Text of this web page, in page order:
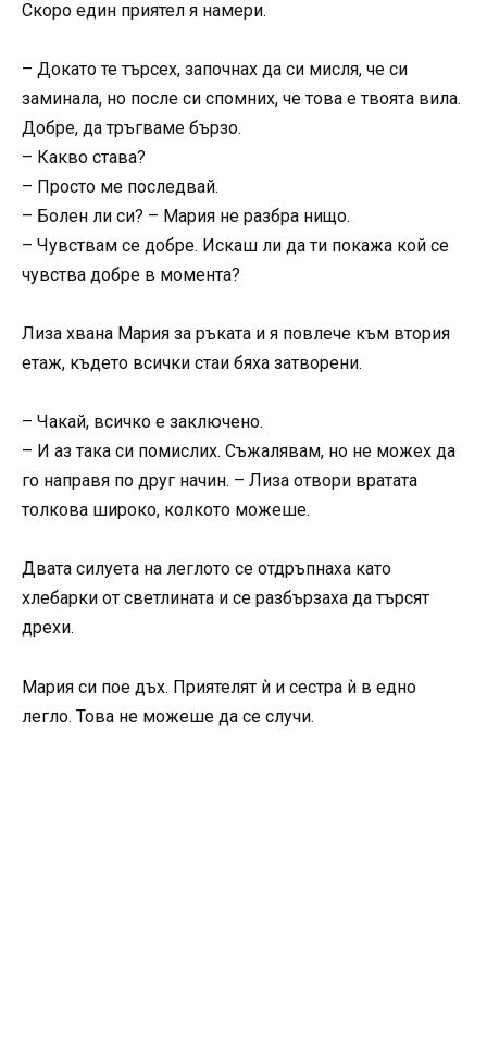
Скоро един приятел я намери.
– Докато те търсех, започнах да си мисля, че си
заминала, но после си спомних, че това е твоята вила.
Добре, да тръгваме бързо.
– Какво става?
– Просто ме последвай.
– Болен ли си? – Мария не разбра нищо.
– Чувствам се добре. Искаш ли да ти покажа кой се
чувства добре в момента?
Лиза хвана Мария за ръката и я повлече към втория
етаж, където всички стаи бяха затворени.
– Чакай, всичко е заключено.
– И аз така си помислих. Съжалявам, но не можех да
го направя по друг начин. – Лиза отвори вратата
толкова широко, колкото можеше.
Двата силуета на леглото се отдръпнаха като
хлебарки от светлината и се разбързаха да търсят
дрехи.
Мария си пое дъх. Приятелят ѝ и сестра ѝ в едно
легло. Това не можеше да се случи.